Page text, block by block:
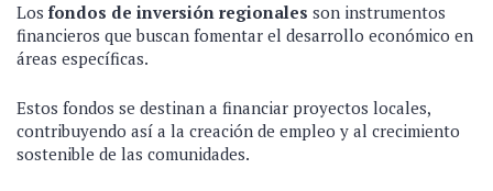
Los fondos de inversión regionales son instrumentos
financieros que buscan fomentar el desarrollo económico en
áreas específicas.
Estos fondos se destinan a financiar proyectos locales,
contribuyendo así a la creación de empleo y al crecimiento
sostenible de las comunidades.